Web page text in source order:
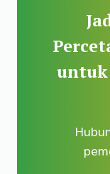
untuk